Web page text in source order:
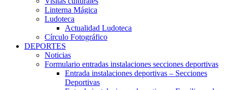
Linterna Mágica
Ludoteca
Actualidad Ludoteca
Círculo Fotográfico
DEPORTES
Noticias
Formulario entradas instalaciones secciones deportivas
Entrada instalaciones deportivas – Secciones
Deportivas